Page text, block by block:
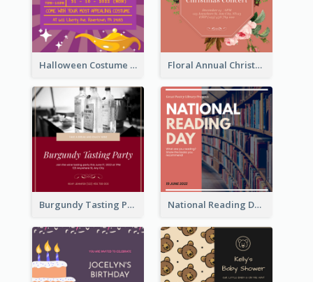
Halloween Costume Party Invitation Floral Annual Christmas Concert Invitation
Burgundy Tasting Party Invitation National Reading Day Invitation